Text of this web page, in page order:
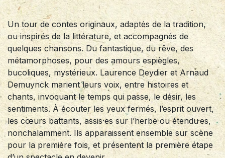
Un tour de contes originaux, adaptés de la tradition,
ou inspirés de la littérature, et accompagnés de
quelques chansons. Du fantastique, du rêve, des
métamorphoses, pour des amours espiègles,
bucoliques, mystérieux. Laurence Deydier et Arnaud
Demuynck marient leurs voix, entre histoires et
chants, invoquant le temps qui passe, le désir, les
sentiments. À écouter les yeux fermés, l’esprit ouvert,
les cœurs battants, assis·es sur l’herbe ou étendu·es,
nonchalamment. Ils apparaissent ensemble sur scène
pour la première fois, et présentent la première étape